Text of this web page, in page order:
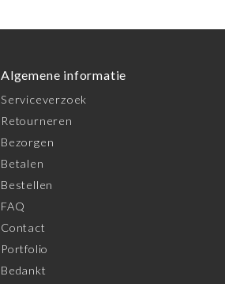
Algemene informatie
Serviceverzoek
Retourneren
Bezorgen
Betalen
Bestellen
FAQ
Contact
Portfolio
Bedankt